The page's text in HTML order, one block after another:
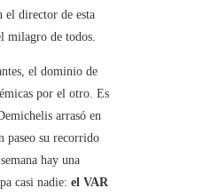
el director de esta
milagro de todos.
el dominio de
por el otro. Es
arrasó en
paseo su recorrido
hay una
casi nadie: el VAR